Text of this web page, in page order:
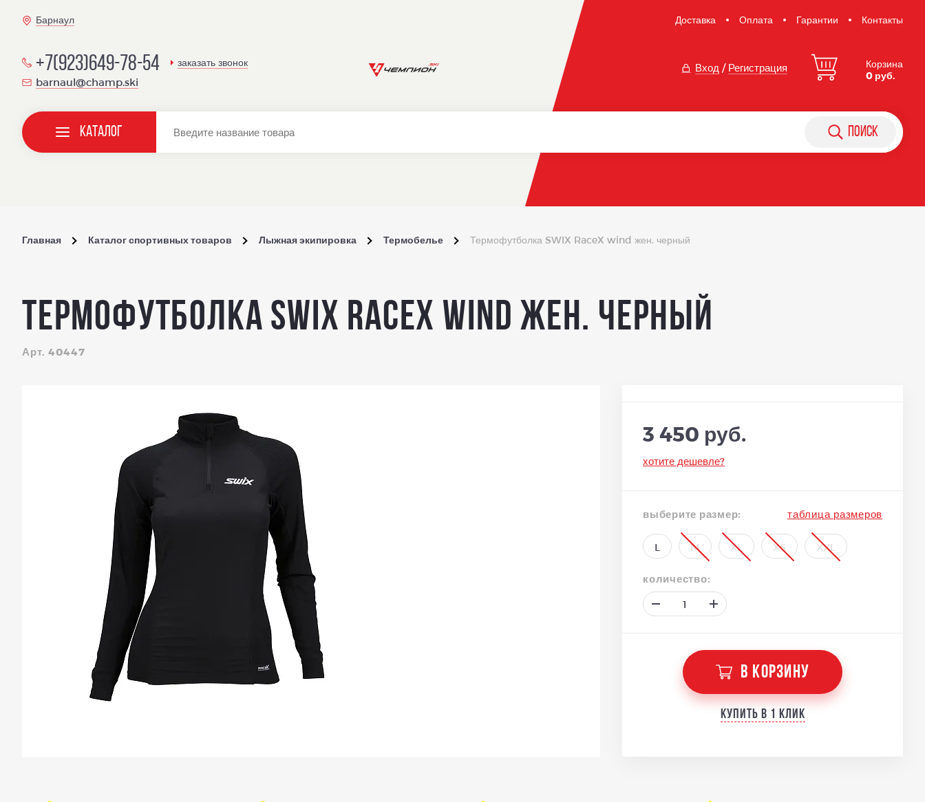
Барнаул Доставка Оплата Гарантии Контакты
+7(923)649-78-54 заказать звонок
barnaul@champ.ski
Вход / Регистрация
Корзина
0 руб.
Каталог поиск
Главная Каталог спортивных товаров Лыжная экипировка Термобелье Термофутболка SWIX RaceX wind жен. черный
Термофутболка SWIX RaceX wind жен. черный
Арт. 40447
3 450 руб.
хотите дешевле?
выберите размер: таблица размеров
L M XL XS XXL
количество:
В КОРЗИНУ
Купить в 1 клик